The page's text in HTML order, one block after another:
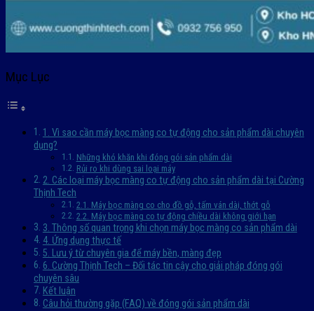
Mục Lục
1. Vì sao cần máy bọc màng co tự động cho sản phẩm dài chuyên
dụng?
Những khó khăn khi đóng gói sản phẩm dài
Rủi ro khi dùng sai loại máy
2. Các loại máy bọc màng co tự động cho sản phẩm dài tại Cường
Thịnh Tech
2.1. Máy bọc màng co cho đồ gỗ, tấm ván dài, thớt gỗ
2.2. Máy bọc màng co tự động chiều dài không giới hạn
3. Thông số quan trọng khi chọn máy bọc màng co sản phẩm dài
4. Ứng dụng thực tế
5. Lưu ý từ chuyên gia để máy bền, màng đẹp
6. Cường Thịnh Tech – Đối tác tin cậy cho giải pháp đóng gói
chuyên sâu
Kết luận
Câu hỏi thường gặp (FAQ) về đóng gói sản phẩm dài